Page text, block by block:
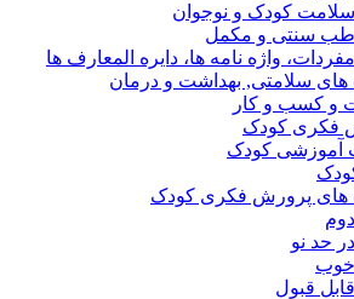
کودک و نوجوان
طب سنتی و مکمل
واژه نامه ها، دایره المعارف ها
های سلامتی, بهداشت و درمان
و کسب و کار
فکری کودک
آموزشی کودک
های پرورش فکری کودک
حد نو
خوب
قبول